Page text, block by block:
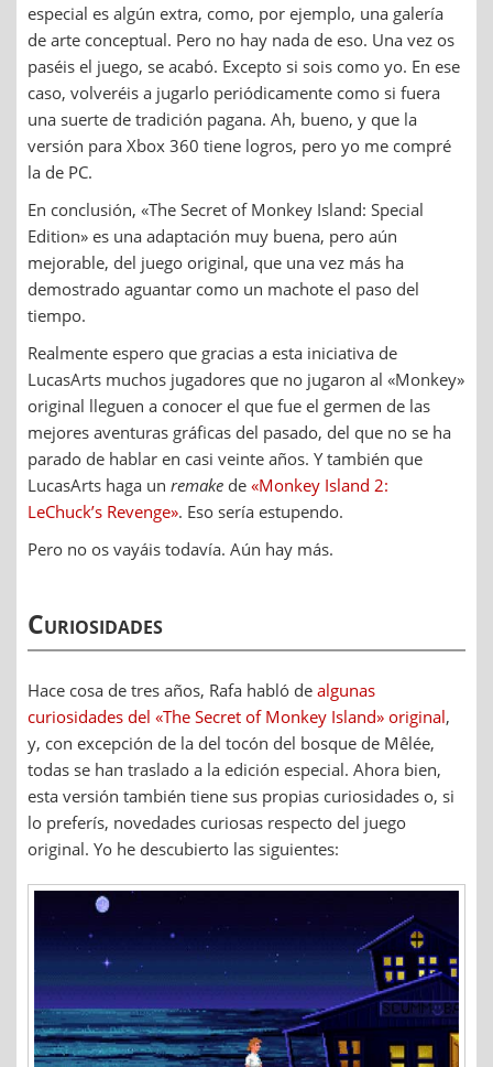
especial es algún extra, como, por ejemplo, una galería
de arte conceptual. Pero no hay nada de eso. Una vez os
paséis el juego, se acabó. Excepto si sois como yo. En ese
caso, volveréis a jugarlo periódicamente como si fuera
una suerte de tradición pagana. Ah, bueno, y que la
versión para Xbox 360 tiene logros, pero yo me compré
la de PC.
En conclusión, «The Secret of Monkey Island: Special
Edition» es una adaptación muy buena, pero aún
mejorable, del juego original, que una vez más ha
demostrado aguantar como un machote el paso del
tiempo.
Realmente espero que gracias a esta iniciativa de
LucasArts muchos jugadores que no jugaron al «Monkey»
original lleguen a conocer el que fue el germen de las
mejores aventuras gráficas del pasado, del que no se ha
parado de hablar en casi veinte años. Y también que
LucasArts haga un remake de «Monkey Island 2:
LeChuck’s Revenge». Eso sería estupendo.
Pero no os vayáis todavía. Aún hay más.
Curiosidades
Hace cosa de tres años, Rafa habló de algunas
curiosidades del «The Secret of Monkey Island» original,
y, con excepción de la del tocón del bosque de Mêlée,
todas se han traslado a la edición especial. Ahora bien,
esta versión también tiene sus propias curiosidades o, si
lo preferís, novedades curiosas respecto del juego
original. Yo he descubierto las siguientes: